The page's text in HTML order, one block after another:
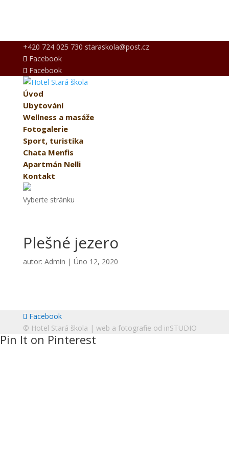
+420 724 025 730 staraskola@post.cz
Facebook
Facebook
Úvod
Ubytování
Wellness a masáže
Fotogalerie
Sport, turistika
Chata Menfis
Apartmán Nelli
Kontakt
Vyberte stránku
Plešné jezero
autor: Admin | Úno 12, 2020
Facebook
© Hotel Stará škola | web a fotografie od inSTUDIO
Pin It on Pinterest